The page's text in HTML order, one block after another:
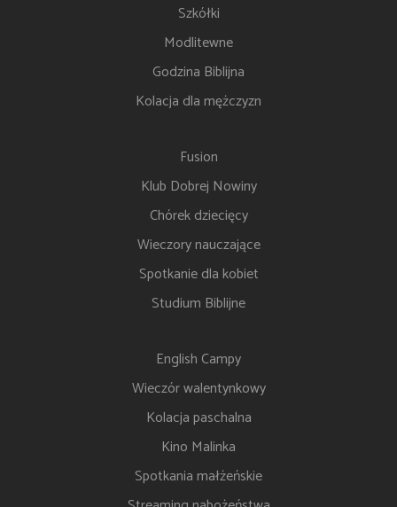
Szkółki
Modlitewne
Godzina Biblijna
Kolacja dla mężczyzn
Fusion
Klub Dobrej Nowiny
Chórek dziecięcy
Wieczory nauczające
Spotkanie dla kobiet
Studium Biblijne
English Campy
Wieczór walentynkowy
Kolacja paschalna
Kino Malinka
Spotkania małżeńskie